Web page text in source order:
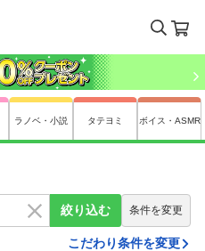
ラノベ・小説 タテヨミ ボイス・ASMR
絞り込む 条件を変更
こだわり条件を変更